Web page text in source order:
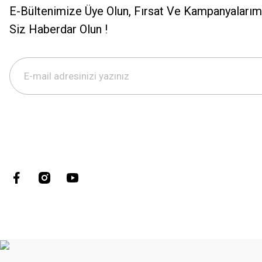
E-Bültenimize Üye Olun, Fırsat Ve
Siz Haberdar Olun !